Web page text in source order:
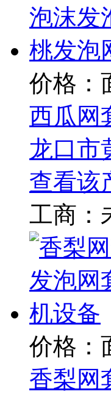
价格：
西瓜网
龙口市
查看该
工商：
价格：
香梨网